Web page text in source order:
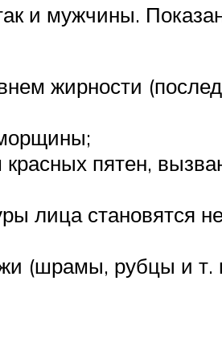
и мужчины.
жирности
красных пятен,
лица становятся
(шрамы, рубцы и т.